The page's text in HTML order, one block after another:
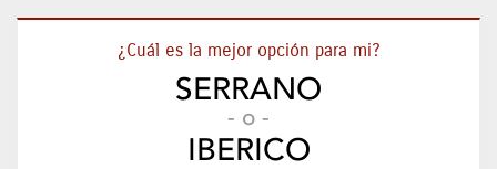
¿Cuál es la mejor opción para mi?
SERRANO
- o -
IBERICO